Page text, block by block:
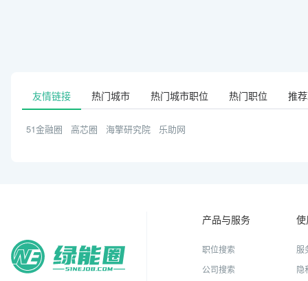
友情链接 热门城市 热门城市职位 热门职位 推
51金融圈 高芯圈 海擎研究院 乐助网
产品与服务
职位搜索
公司搜索
服
隐